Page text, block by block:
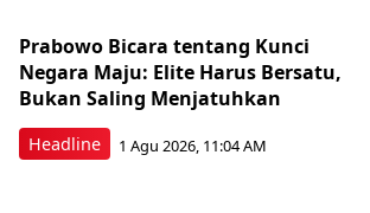
Headline
Prabowo Bicara tentang Kunci
Negara Maju: Elite Harus Bersatu,
Bukan Saling Menjatuhkan
1 Agu 2026, 11:04 AM